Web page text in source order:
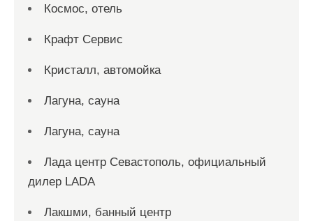
Космос, отель
Крафт Сервис
Кристалл, автомойка
Лагуна, сауна
Лагуна, сауна
Лада центр Севастополь, официальный
дилер LADA
Лакшми, банный центр